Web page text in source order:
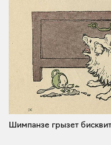
Шимпанзе грызет